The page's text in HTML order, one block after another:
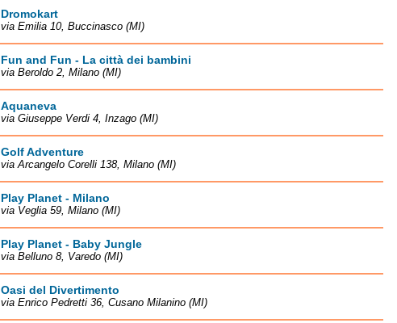
Dromokart
via Emilia 10, Buccinasco (MI)
Fun and Fun - La città dei bambini
via Beroldo 2, Milano (MI)
Aquaneva
via Giuseppe Verdi 4, Inzago (MI)
Golf Adventure
via Arcangelo Corelli 138, Milano (MI)
Play Planet - Milano
via Veglia 59, Milano (MI)
Play Planet - Baby Jungle
via Belluno 8, Varedo (MI)
Oasi del Divertimento
via Enrico Pedretti 36, Cusano Milanino (MI)